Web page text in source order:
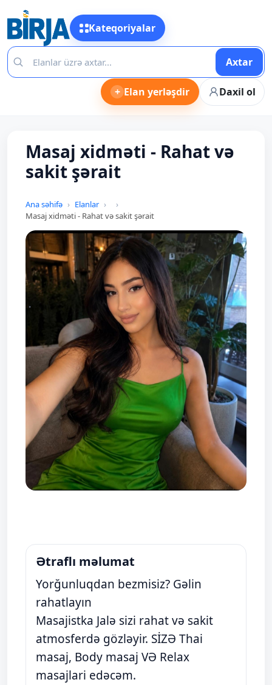
Kateqoriyalar
Axtar
+ Elan yerləşdir Daxil ol
Masaj xidməti - Rahat və
sakit şərait
Ana səhifə
Elanlar
Masaj xidməti - Rahat və sakit şərait
Ətraflı məlumat
Yorğunluqdan bezmisiz? Gəlin
rahatlayın
Masajistka Jalə sizi rahat və sakit
atmosferdə gözləyir. SİZƏ Thai
masaj, Body masaj VƏ Relax
masajlari edəcəm.